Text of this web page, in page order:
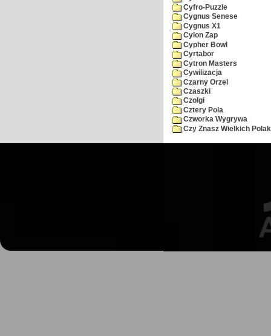
Cyfro-Puzzle
Cygnus Senese
Cygnus X1
Cylon Zap
Cypher Bowl
Cyrtabor
Cytron Masters
Cywilizacja
Czarny Orzel
Czaszki
Czolgi
Cztery Pola
Czworka Wygrywa
Czy Znasz Wielkich